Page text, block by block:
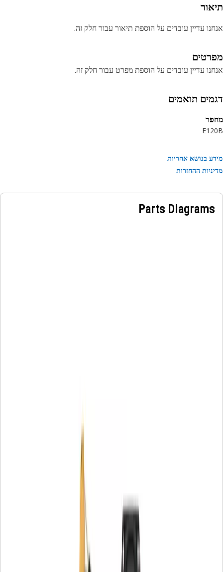
עדיין עובדים על הוספת תיאור עבור חלק זה.
עדיין עובדים על הוספת מפרט עבור חלק זה.
תואמים
בנושא אחריות
ההחזרות
Parts Diagrams